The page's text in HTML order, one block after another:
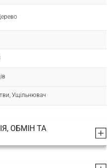
Ущільнювач
ОБМІН ТА